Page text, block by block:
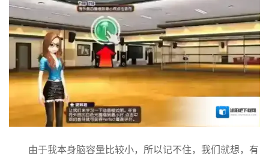
由于我本身脑容量比较小，所以记不住，我们就想，有